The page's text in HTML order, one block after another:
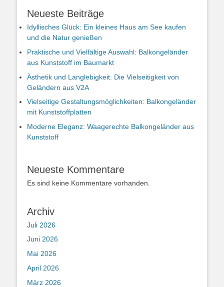
Neueste Beiträge
Idyllisches Glück: Ein kleines Haus am See kaufen
und die Natur genießen
Praktische und Vielfältige Auswahl: Balkongeländer
aus Kunststoff im Baumarkt
Ästhetik und Langlebigkeit: Die Vielseitigkeit von
Geländern aus V2A
Vielseitige Gestaltungsmöglichkeiten: Balkongeländer
mit Kunststoffplatten
Moderne Eleganz: Waagerechte Balkongeländer aus
Kunststoff
Neueste Kommentare
Es sind keine Kommentare vorhanden.
Archiv
Juli 2026
Juni 2026
Mai 2026
April 2026
März 2026